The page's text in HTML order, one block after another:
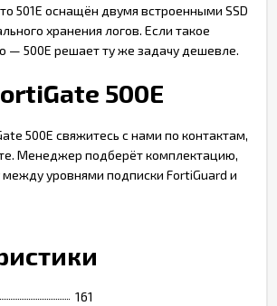
501E оснащён двумя встроенными SSD
хранения логов. Если такое
— 500E решает ту же задачу дешевле.
500E
500E свяжитесь с нами по контактам,
Менеджер подберёт комплектацию,
уровнями подписки FortiGuard и
161